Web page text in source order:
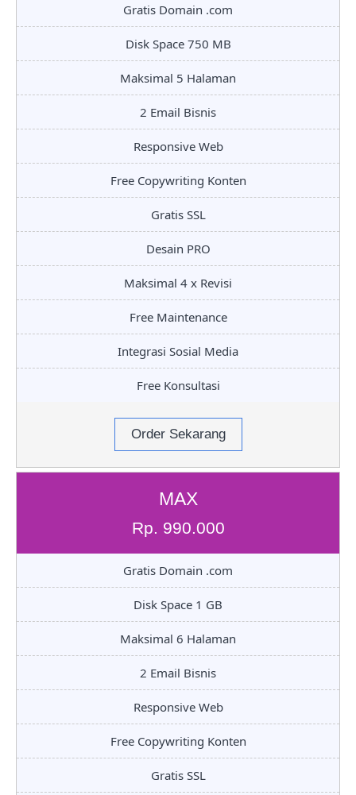
Gratis Domain .com
Disk Space 750 MB
Maksimal 5 Halaman
2 Email Bisnis
Responsive Web
Free Copywriting Konten
Gratis SSL
Desain PRO
Maksimal 4 x Revisi
Free Maintenance
Integrasi Sosial Media
Free Konsultasi
Order Sekarang
MAX
Rp. 990.000
Gratis Domain .com
Disk Space 1 GB
Maksimal 6 Halaman
2 Email Bisnis
Responsive Web
Free Copywriting Konten
Gratis SSL